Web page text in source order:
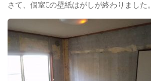
さて、個室Cの壁紙はがしが終わりました。